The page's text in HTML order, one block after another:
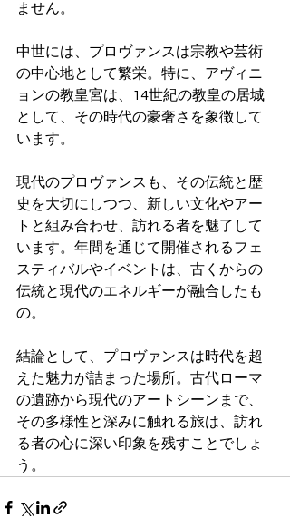
ません。
中世には、プロヴァンスは宗教や芸術
の中心地として繁栄。特に、アヴィニ
ョンの教皇宮は、14世紀の教皇の居城
として、その時代の豪奢さを象徴して
います。
現代のプロヴァンスも、その伝統と歴
史を大切にしつつ、新しい文化やアー
トと組み合わせ、訪れる者を魅了して
います。年間を通じて開催されるフェ
スティバルやイベントは、古くからの
伝統と現代のエネルギーが融合したも
の。
結論として、プロヴァンスは時代を超
えた魅力が詰まった場所。古代ローマ
の遺跡から現代のアートシーンまで、
その多様性と深みに触れる旅は、訪れ
る者の心に深い印象を残すことでしょ
う。